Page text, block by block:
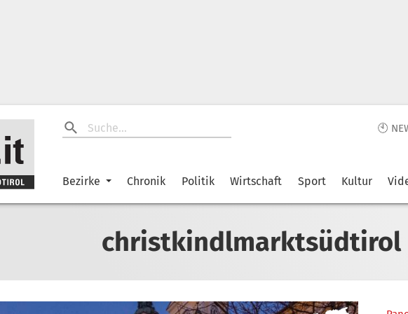
🕙
Bezirke Chronik Politik Wirtschaft Sport Kultur
christkindlmarktsüdtirol